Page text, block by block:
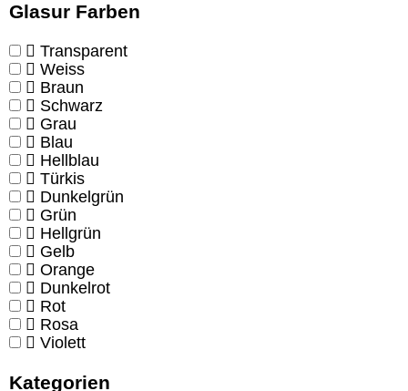
Glasur Farben
Transparent
Weiss
Braun
Schwarz
Grau
Blau
Hellblau
Türkis
Dunkelgrün
Grün
Hellgrün
Gelb
Orange
Dunkelrot
Rot
Rosa
Violett
Kategorien